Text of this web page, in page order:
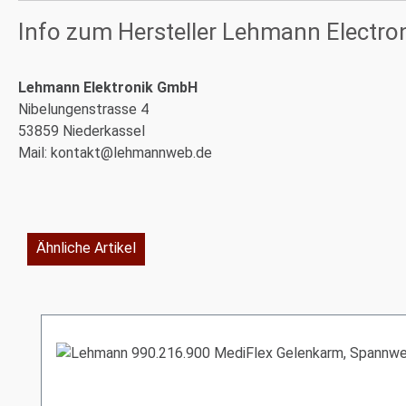
Info zum Hersteller Lehmann
Lehmann Elektronik GmbH
Nibelungenstrasse 4
53859 Niederkassel
Mail: kontakt@lehmannweb.de
Ähnliche Artikel